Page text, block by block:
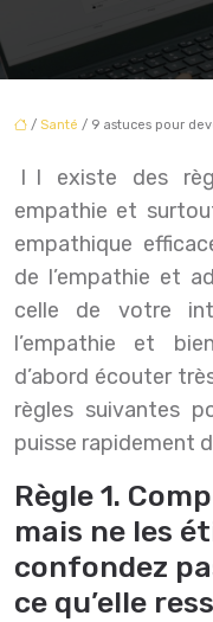
/ Santé / 9 astuces pour
Il existe des règles pour communiquer avec
empathie et
empathique
de l’empathie et
celle de votre
l’empathie et
d’abord écouter
règles suivantes
puisse rapidement
Règle 1.
mais ne les
confondez
ce qu’elle